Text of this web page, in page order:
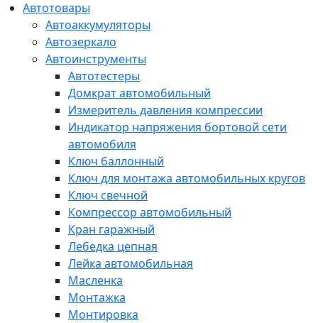
Автотовары
Автоаккумуляторы
Автозеркало
Автоинструменты
Автотестеры
Домкрат автомобильный
Измеритель давления компрессии
Индикатор напряжения бортовой сети
автомобиля
Ключ баллонный
Ключ для монтажа автомобильных кругов
Ключ свечной
Компрессор автомобильный
Кран гаражный
Лебедка цепная
Лейка автомобильная
Масленка
Монтажка
Монтировка